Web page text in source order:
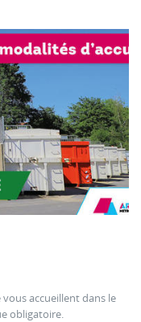
accueillent dans le
obligatoire.